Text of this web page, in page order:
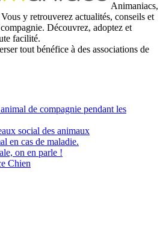
Animaniacs,
y retrouverez actualités, conseils et
Découvrez, adoptez et
facilité.
tout bénéfice à des associations de
de compagnie pendant les
social des animaux
en cas de maladie.
on en parle !
Chien